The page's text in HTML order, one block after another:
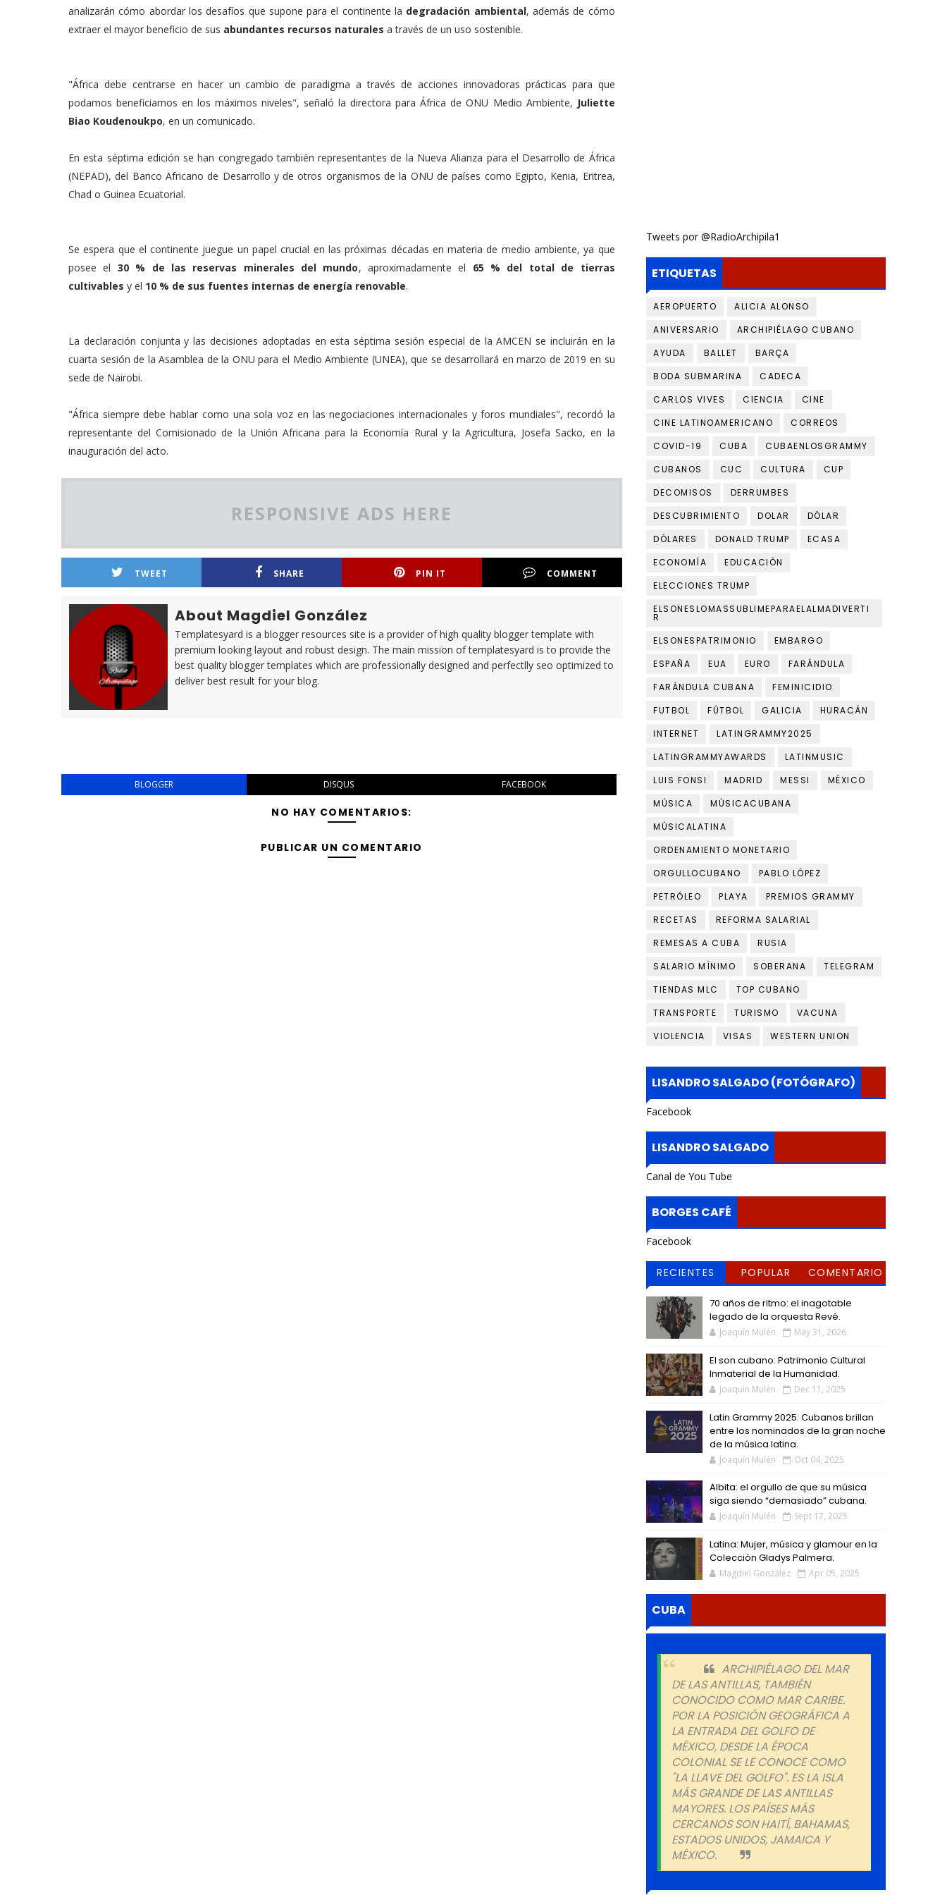
analizarán cómo abordar los desafíos que supone para el continente la degradación ambiental, además de cómo
extraer el mayor beneficio de sus abundantes recursos naturales a través de un uso sostenible.
"África debe centrarse en hacer un cambio de paradigma a través de acciones innovadoras prácticas para que
podamos beneficiarnos en los máximos niveles", señaló la directora para África de ONU Medio Ambiente, Juliette
Biao Koudenoukpo, en un comunicado.
En esta séptima edición se han congregado también representantes de la Nueva Alianza para el Desarrollo de África
(NEPAD), del Banco Africano de Desarrollo y de otros organismos de la ONU de países como Egipto, Kenia, Eritrea,
Chad o Guinea Ecuatorial.
Se espera que el continente juegue un papel crucial en las próximas décadas en materia de medio ambiente, ya que
posee el 30 % de las reservas minerales del mundo, aproximadamente el 65 % del total de tierras
cultivables y el 10 % de sus fuentes internas de energía renovable.
La declaración conjunta y las decisiones adoptadas en esta séptima sesión especial de la AMCEN se incluirán en la
cuarta sesión de la Asamblea de la ONU para el Medio Ambiente (UNEA), que se desarrollará en marzo de 2019 en su
sede de Nairobi.
"África siempre debe hablar como una sola voz en las negociaciones internacionales y foros mundiales", recordó la
representante del Comisionado de la Unión Africana para la Economía Rural y la Agricultura, Josefa Sacko, en la
inauguración del acto.
RESPONSIVE ADS HERE
TWEET SHARE PIN IT COMMENT
About Magdiel González
Templatesyard is a blogger resources site is a provider of high quality blogger template with
premium looking layout and robust design. The main mission of templatesyard is to provide the
best quality blogger templates which are professionally designed and perfectlly seo optimized to
deliver best result for your blog.
BLOGGER DISQUS FACEBOOK
NO HAY COMENTARIOS:
PUBLICAR UN COMENTARIO
Tweets por @RadioArchipila1
ETIQUETAS
AEROPUERTO
ALICIA ALONSO
ANIVERSARIO
ARCHIPIÉLAGO CUBANO
AYUDA
BALLET
BARÇA
BODA SUBMARINA
CADECA
CARLOS VIVES
CIENCIA
CINE
CINE LATINOAMERICANO
CORREOS
COVID-19
CUBA
CUBAENLOSGRAMMY
CUBANOS
CUC CULTURA
CUP
DECOMISOS
DERRUMBES
DESCUBRIMIENTO
DOLAR
DÓLAR
DÓLARES
DONALD TRUMP
ECASA
ECONOMÍA
EDUCACIÓN
ELECCIONES TRUMP
ELSONESLOMASSUBLIMEPARAELALMADIVERTI
R
ELSONESPATRIMONIO
EMBARGO
ESPAÑA
EUA EURO
FARÁNDULA
FARÁNDULA CUBANA
FEMINICIDIO
FUTBOL
FÚTBOL GALICIA
HURACÁN
INTERNET
LATINGRAMMY2025
LATINGRAMMYAWARDS
LATINMUSIC
LUIS FONSI
MADRID MESSI
MÉXICO
MÚSICA
MÚSICACUBANA
MÚSICALATINA
ORDENAMIENTO MONETARIO
ORGULLOCUBANO
PABLO LÓPEZ
PETRÓLEO
PLAYA
PREMIOS GRAMMY
RECETAS
REFORMA SALARIAL
REMESAS A CUBA
RUSIA
SALARIO MÍNIMO
SOBERANA
TELEGRAM
TIENDAS MLC
TOP CUBANO
TRANSPORTE
TURISMO
VACUNA
VIOLENCIA
VISAS WESTERN UNION
LISANDRO SALGADO (FOTÓGRAFO)
Facebook
LISANDRO SALGADO
Canal de You Tube
BORGES CAFÉ
Facebook
RECIENTES POPULAR
COMENTARIO
70 años de ritmo: el inagotable
legado de la orquesta Revé.
Joaquín Mulén May 31, 2026
El son cubano: Patrimonio Cultural
Inmaterial de la Humanidad.
Joaquín Mulén Dec 11, 2025
Latin Grammy 2025: Cubanos brillan
entre los nominados de la gran noche
de la música latina.
Joaquín Mulén Oct 04, 2025
Albita: el orgullo de que su música
siga siendo “demasiado” cubana.
Joaquín Mulén Sept 17, 2025
Latina: Mujer, música y glamour en la
Colección Gladys Palmera.
Magdiel González Apr 05, 2025
CUBA
ARCHIPIÉLAGO DEL MAR
DE LAS ANTILLAS, TAMBIÉN
CONOCIDO COMO MAR CARIBE.
POR LA POSICIÓN GEOGRÁFICA A
LA ENTRADA DEL GOLFO DE
MÉXICO, DESDE LA ÉPOCA
COLONIAL SE LE CONOCE COMO
"LA LLAVE DEL GOLFO". ES LA ISLA
MÁS GRANDE DE LAS ANTILLAS
MAYORES. LOS PAÍSES MÁS
CERCANOS SON HAITÍ, BAHAMAS,
ESTADOS UNIDOS, JAMAICA Y
MÉXICO.